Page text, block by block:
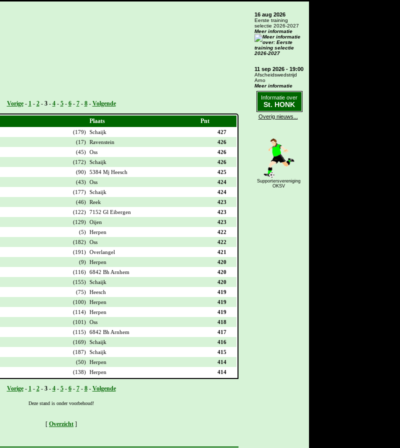
Vorige- 1 - 2- 3- 4- 5- 6- 7- 8- Volgende
Plaats Pnt
(179) Schaijk
427
(17) Ravenstein
426
(45) Oss
426
(172) Schaijk
426
(90) 5384 Mj Heesch
425
(43) Oss
424
(177) Schaijk
424
(46) Reek
423
(122) 7152 Gl Eibergen
423
(129) Oijen
423
(5) Herpen
422
(182) Oss
422
(191) Overlangel
421
(9) Herpen
420
(116) 6842 Bh Arnhem
420
(155) Schaijk
420
(75) Heesch
419
(100) Herpen
419
(114) Herpen
419
(101) Oss
418
(115) 6842 Bh Arnhem
417
(169) Schaijk
416
(187) Schaijk
415
(50) Herpen
414
(138) Herpen 414
Vorige- 1 - 2- 3- 4- 5- 6- 7- 8- Volgende
Deze stand is onder voorbehoud!
[ Overzicht ]
16 aug 2026
Eerste training
selectie 2026-2027
Meer informatie
11 sep 2026 - 19:00
Afscheidswedstrijd
Arno
Meer informatie
Informatie over
St. HONK
Overig nieuws...
Supportersvereniging
OKSV